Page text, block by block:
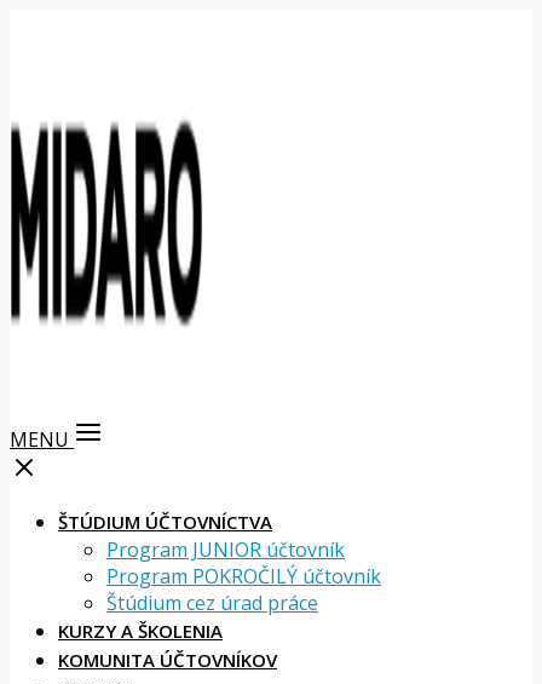
MENU
ŠTÚDIUM ÚČTOVNÍCTVA
Program JUNIOR účtovník
Program POKROČILÝ účtovník
Štúdium cez úrad práce
KURZY A ŠKOLENIA
KOMUNITA ÚČTOVNÍKOV